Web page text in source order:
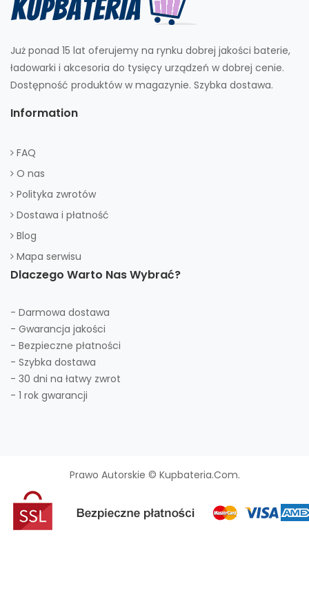
Już ponad 15 lat oferujemy na rynku dobrej jakości baterie,
ładowarki i akcesoria do tysięcy urządzeń w dobrej cenie.
Dostępność produktów w magazynie. Szybka dostawa.
Information
FAQ
O nas
Polityka zwrotów
Dostawa i płatność
Blog
Mapa serwisu
Dlaczego Warto Nas Wybrać?
- Darmowa dostawa
- Gwarancja jakości
- Bezpieczne płatności
- Szybka dostawa
- 30 dni na łatwy zwrot
- 1 rok gwarancji
Prawo Autorskie © Kupbateria.com.